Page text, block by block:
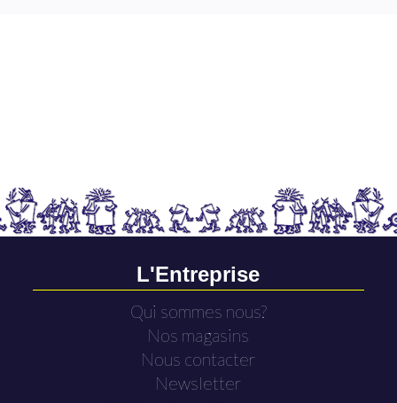
L'Entreprise
Qui sommes nous?
Nos magasins
Nous contacter
Newsletter